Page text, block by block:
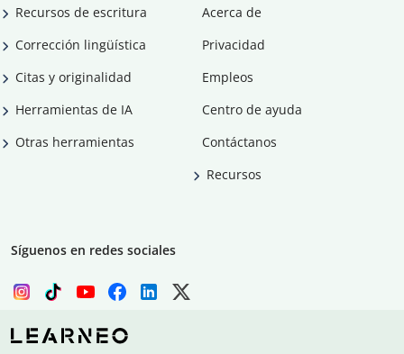
Recursos de escritura
Corrección lingüística
Citas y originalidad
Herramientas de IA
Otras herramientas
Acerca de
Privacidad
Empleos
Centro de ayuda
Contáctanos
Recursos
Síguenos en redes sociales